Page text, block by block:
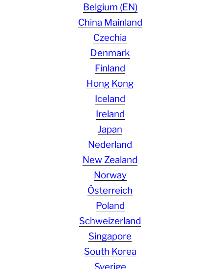
Belgium (EN)
China Mainland
Czechia
Denmark
Finland
Hong Kong
Iceland
Ireland
Japan
Nederland
New Zealand
Norway
Österreich
Poland
Schweizerland
Singapore
South Korea
Sverige